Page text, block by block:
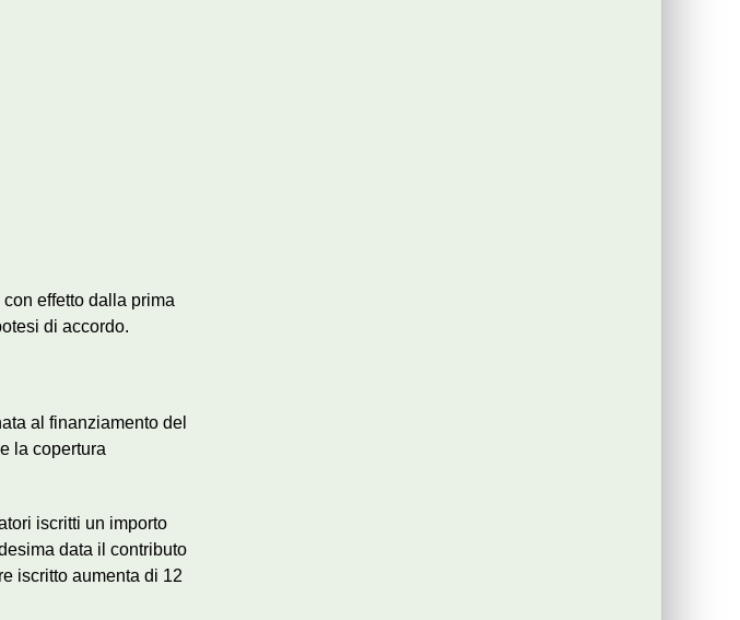
effetto dalla prima
di accordo.
al finanziamento del
la copertura
iscritti un importo
data il contributo
iscritto aumenta di 12